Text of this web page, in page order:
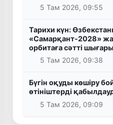
5 Там 2026, 09:55
Тарихи күн:
«Самарқант-2028»
орбитаға сәтті
5 Там 2026, 09:38
Бүгін оқуды көшіру
өтініштерді
5 Там 2026, 09:09